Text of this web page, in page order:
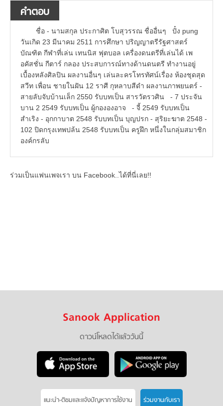
คำตอบ
ชื่อ - นามสกุล ประกาศิต โบสุวรรณ ชื่ออื่นๆ ปั๋ง pung
วันเกิด 23 มีนาคม 2511 การศึกษา ปริญญาตรีรัฐศาสตร์
บัณฑิต กีฬาที่เล่น เทนนิส ฟุตบอล เครื่องดนตรีที่เล่นได้ เพ
อคัสชั่น กีตาร์ กลอง ประสบการณ์ทางด้านดนตรี ทำงานอยู่
เบื้องหลังศิลปิน ผลงานอื่นๆ เล่นละครโทรทัศน์เรื่อง ห้องชุดสุด
สวีท เพื่อน ชายในฝัน 12 ราศี กุหลาบสีดำ ผลงานภาพยนตร์ -
สายลับจับบ้านเล็ก 2550 รับบทเป็น สารวัตรวศิน - 7 ประจัน
บาน 2 2549 รับบทเป็น ผู้กององอาจ - จี้ 2549 รับบทเป็น
สำเริง - อุกกาบาต 2548 รับบทเป็น บุญปรก - สุริยะฆาต 2548 -
102 ปิดกรุงเทพปล้น 2548 รับบทเป็น ครูฝึก หนึ่งในกลุ่มสมาชิก
องค์กรลับ
ร่วมเป็นแฟนเพจเรา บน Facebook..ได้ที่นี่เลย!!
Sanook Application
ดาวน์โหลดได้แล้ววันนี้
แนะนำ-ติชมเเละแจ้งปัญหาการใช้งาน ร่วมงานกับเรา